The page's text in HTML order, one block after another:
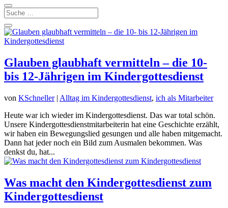
Glauben glaubhaft vermitteln – die 10-
bis 12-Jährigen im Kindergottesdienst
von KSchneller| Alltag im Kindergottesdienst, ich als Mitarbeiter
Heute war ich wieder im Kindergottesdienst. Das war total schön.
Unsere Kindergottesdienstmitarbeiterin hat eine Geschichte erzählt,
wir haben ein Bewegungslied gesungen und alle haben mitgemacht.
Dann hat jeder noch ein Bild zum Ausmalen bekommen. Was
denkst du, hat...
Was macht den Kindergottesdienst zum
Kindergottesdienst